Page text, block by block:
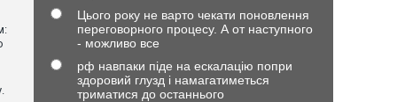
Цього року не варто чекати поновлення
переговорного процесу. А от наступного
- можливо все
рф навпаки піде на ескалацію попри
здоровий глузд і намагатиметься
триматися до останнього